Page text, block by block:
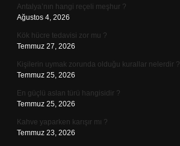
Antalya’nın hangi reçeli meşhur ?
Ağustos 4, 2026
Kök hücre tedavisi zor mu ?
Temmuz 27, 2026
Kişilerin uymak zorunda olduğu kurallar nelerdir ?
Temmuz 25, 2026
En güçlü aslan türü hangisidir ?
Temmuz 25, 2026
Kahve yaparken karışır mı ?
Temmuz 23, 2026